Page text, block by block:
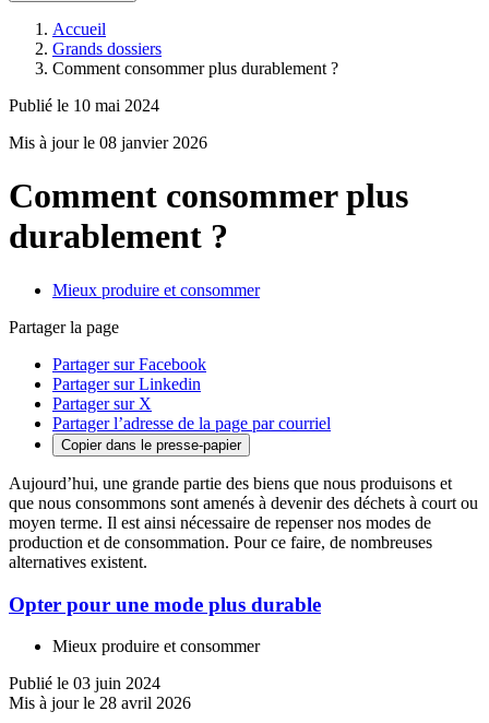
Accueil
Grands dossiers
Comment consommer plus durablement ?
Publié le 10 mai 2024
Mis à jour le 08 janvier 2026
Comment consommer plus
durablement ?
Mieux produire et consommer
Partager la page
Partager sur Facebook
Partager sur Linkedin
Partager sur X
Partager l’adresse de la page par courriel
Copier dans le presse-papier
Aujourd’hui, une grande partie des biens que nous produisons et
que nous consommons sont amenés à devenir des déchets à court ou
moyen terme. Il est ainsi nécessaire de repenser nos modes de
production et de consommation. Pour ce faire, de nombreuses
alternatives existent.
Opter pour une mode plus durable
Mieux produire et consommer
Publié le 03 juin 2024
Mis à jour le 28 avril 2026